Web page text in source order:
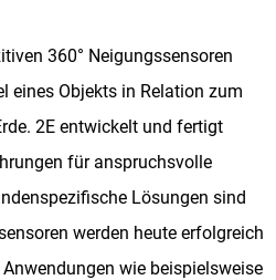
360° Neigungssensoren
eines Objekts in Relation zum
2E entwickelt und fertigt
für anspruchsvolle
Lösungen sind
werden heute erfolgreich
wie beispielsweise